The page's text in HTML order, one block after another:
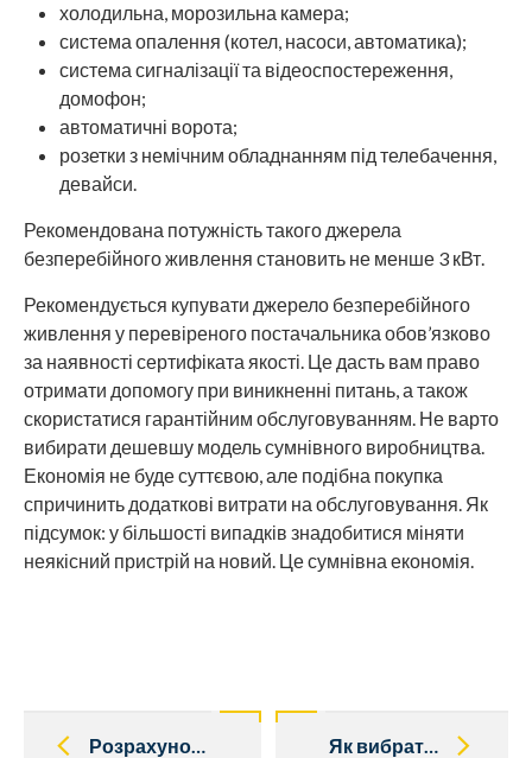
холодильна, морозильна камера;
система опалення (котел, насоси, автоматика);
система сигналізації та відеоспостереження,
домофон;
автоматичні ворота;
розетки з немічним обладнанням під телебачення,
девайси.
Рекомендована потужність такого джерела
безперебійного живлення становить не менше 3 кВт.
Рекомендується купувати джерело безперебійного
живлення у перевіреного постачальника обов’язково
за наявності сертифіката якості. Це дасть вам право
отримати допомогу при виникненні питань, а також
скористатися гарантійним обслуговуванням. Не варто
вибирати дешевшу модель сумнівного виробництва.
Економія не буде суттєвою, але подібна покупка
спричинить додаткові витрати на обслуговування. Як
підсумок: у більшості випадків знадобитися міняти
неякісний пристрій на новий. Це сумнівна економія.
navigation
Розрахунок і монтаж джерела безперебійного живлення для котельні Як вибрати інвертор